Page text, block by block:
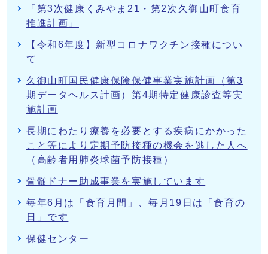
「第3次健康くみやま21・第2次久御山町食育
推進計画」
【令和6年度】新型コロナワクチン接種につい
て
久御山町国民健康保険保健事業実施計画（第3
期データヘルス計画）第4期特定健康診査等実
施計画
長期にわたり療養を必要とする疾病にかかった
こと等により定期予防接種の機会を逃した人へ
（高齢者用肺炎球菌予防接種）
骨髄ドナー助成事業を実施しています
毎年6月は「食育月間」、毎月19日は「食育の
日」です
保健センター